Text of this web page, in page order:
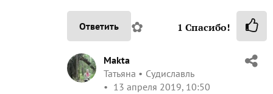
Ответить ✿ 1 Спасибо!
Makta
Татьяна
Судиславль
13 апреля 2019, 10:50